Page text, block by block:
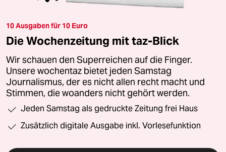
10 Ausgaben für 10 Euro
Die Wochenzeitung mit taz-Blick
Wir schauen den Superreichen auf die Finger.
Unsere wochentaz bietet jeden Samstag
Journalismus, der es nicht allen recht macht und
Stimmen, die woanders nicht gehört werden.
Jeden Samstag als gedruckte Zeitung frei Haus
Zusätzlich digitale Ausgabe inkl. Vorlesefunktion